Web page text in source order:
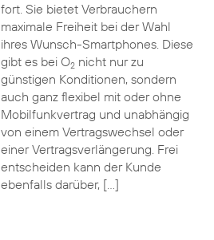
fort. Sie bietet Verbrauchern
maximale Freiheit bei der Wahl
ihres Wunsch-Smartphones. Diese
gibt es bei O2nicht nur zu
günstigen Konditionen, sondern
auch ganz flexibel mit oder ohne
Mobilfunkvertrag und unabhängig
von einem Vertragswechsel oder
einer Vertragsverlängerung. Frei
entscheiden kann der Kunde
ebenfalls darüber, […]